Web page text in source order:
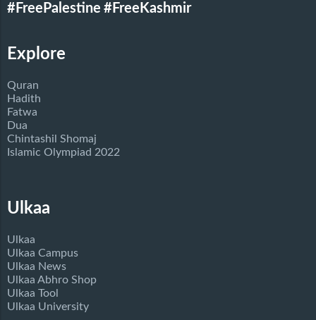
#FreePalestine #FreeKashmir
Explore
Quran
Hadith
Fatwa
Dua
Chintashil Shomaj
Islamic Olympiad 2022
Ulkaa
Ulkaa
Ulkaa Campus
Ulkaa News
Ulkaa Abhro Shop
Ulkaa Tool
Ulkaa University